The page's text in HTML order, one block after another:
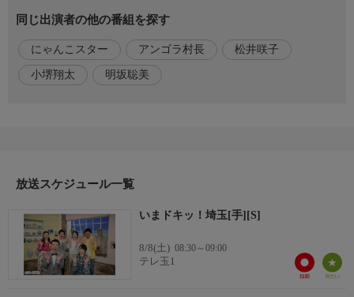
同じ出演者の他の番組を探す
にゃんこスター アンゴラ村長 松井咲子
小堺翔太 明坂聡美
放送スケジュール一覧
いまドキッ！埼玉[手][S]
8/8(土) 08:30～09:00
テレ玉1